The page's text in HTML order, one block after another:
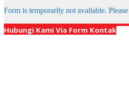
Form is temporarily not available.
Hubungi Kami Via Form Kontak